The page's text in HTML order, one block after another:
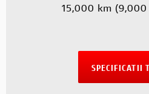
15,000 km
SPECIFICATII